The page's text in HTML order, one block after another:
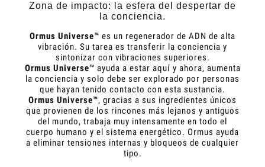
Zona de impacto: la esfera del despertar de
la conciencia.
Ormus Universe™ es un regenerador de ADN de alta
vibración. Su tarea es transferir la conciencia y
sintonizar con vibraciones superiores.
Ormus Universe™ ayuda a estar aquí y ahora, aumenta
la conciencia y solo debe ser explorado por personas
que hayan tenido contacto con esta sustancia.
Ormus Universe™, gracias a sus ingredientes únicos
que provienen de los rincones más lejanos y antiguos
del mundo, trabaja muy intensamente en todo el
cuerpo humano y el sistema energético. Ormus ayuda
a eliminar tensiones internas y bloqueos de cualquier
tipo.